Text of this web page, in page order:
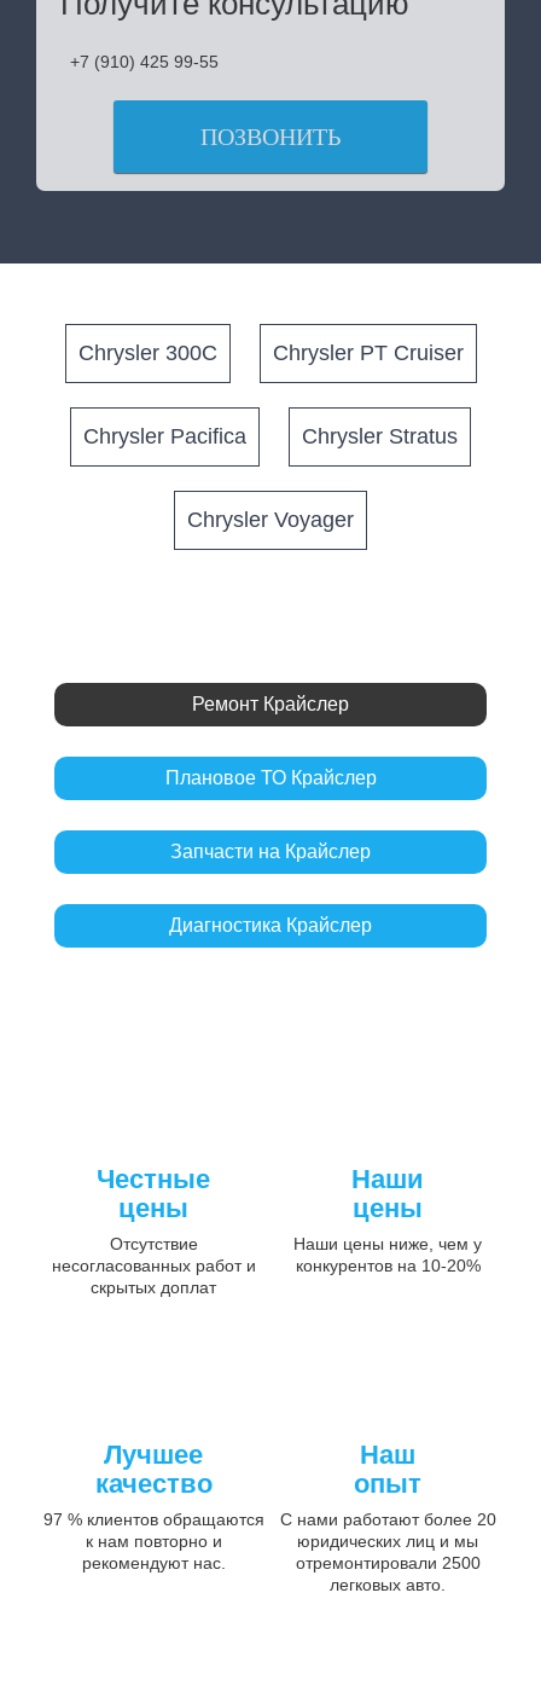
+7 (910) 425 99-55
ПОЗВОНИТЬ
Chrysler 300C Chrysler PT Cruiser
Chrysler Pacifica Chrysler Stratus
Chrysler Voyager
Ремонт Крайслер
Плановое ТО Крайслер
Запчасти на Крайслер
Диагностика Крайслер
Честные
цены
Отсутствие
несогласованных работ и
скрытых доплат
Наши
цены
Наши цены ниже, чем у
конкурентов на 10-20%
Лучшее
качество
97 % клиентов обращаются
к нам повторно и
рекомендуют нас.
Наш
опыт
С нами работают более 20
юридических лиц и мы
отремонтировали 2500
легковых авто.